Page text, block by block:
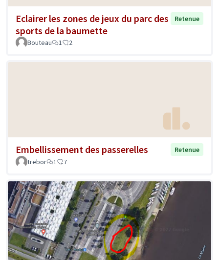
Eclairer les zones de jeux du parc des
sports de la baumette
Retenue
Bouteau 1 2
Embellissement des passerelles
Retenue
trebor
1 7